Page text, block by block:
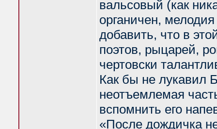
вальсовый (как
органичен,
добавить, что в
поэтов, рыцарей,
чертовски
Как бы не лукавил
неотъемлемая
вспомнить его
«После дождичка